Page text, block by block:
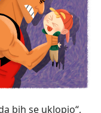
bih se uklopio“,